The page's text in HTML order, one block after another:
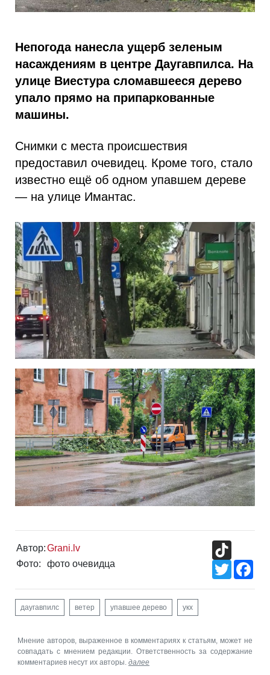
Непогода нанесла ущерб зеленым
насаждениям в центре Даугавпилса. На
улице Виестура сломавшееся дерево
упало прямо на припаркованные
машины.
Снимки с места происшествия
предоставил очевидец. Кроме того, стало
известно ещё об одном упавшем дереве
— на улице Имантас.
Автор:Grani.lv
Фото:
фото очевидца
Twitter
даугавпилс ветер упавшее дерево укх
Мнение авторов, выраженное в комментариях к статьям, может не
совпадать с мнением редакции. Ответственность за содержание
комментариев несут их авторы. далее